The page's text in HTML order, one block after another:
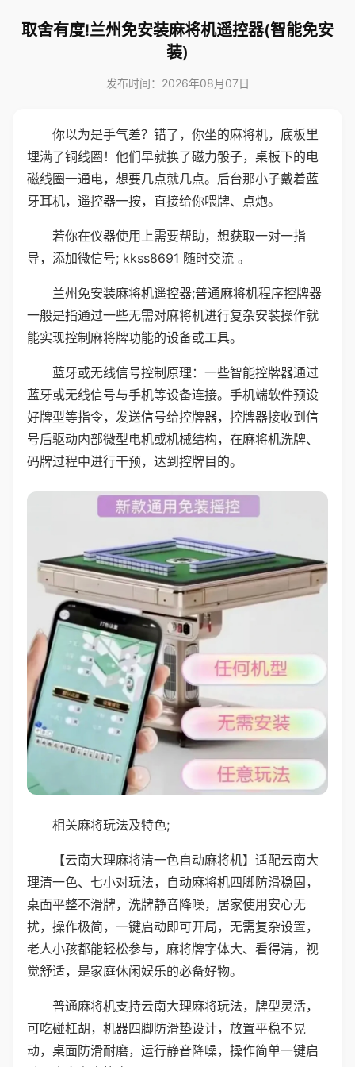
取舍有度!兰州免安装麻将机遥控器(智能免安
装)
发布时间：2026年08月07日
你以为是手气差？错了，你坐的麻将机，底板里
埋满了铜线圈！他们早就换了磁力骰子，桌板下的电
磁线圈一通电，想要几点就几点。后台那小子戴着蓝
牙耳机，遥控器一按，直接给你喂牌、点炮。
若你在仪器使用上需要帮助，想获取一对一指
导，添加微信号; kkss8691 随时交流 。
兰州免安装麻将机遥控器;普通麻将机程序控牌器
一般是指通过一些无需对麻将机进行复杂安装操作就
能实现控制麻将牌功能的设备或工具。
蓝牙或无线信号控制原理：一些智能控牌器通过
蓝牙或无线信号与手机等设备连接。手机端软件预设
好牌型等指令，发送信号给控牌器，控牌器接收到信
号后驱动内部微型电机或机械结构，在麻将机洗牌、
码牌过程中进行干预，达到控牌目的。
相关麻将玩法及特色;
【云南大理麻将清一色自动麻将机】适配云南大
理清一色、七小对玩法，自动麻将机四脚防滑稳固，
桌面平整不滑牌，洗牌静音降噪，居家使用安心无
扰，操作极简，一键启动即可开局，无需复杂设置，
老人小孩都能轻松参与，麻将牌字体大、看得清，视
觉舒适，是家庭休闲娱乐的必备好物。
普通麻将机支持云南大理麻将玩法，牌型灵活，
可吃碰杠胡，机器四脚防滑垫设计，放置平稳不晃
动，桌面防滑耐磨，运行静音降噪，操作简单一键启